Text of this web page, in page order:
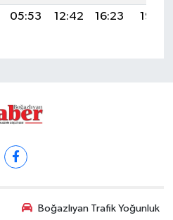
05:53 12:42 16:23 19:22
Boğazlıyan Trafik Yoğunluk